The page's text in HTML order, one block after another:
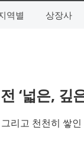
역별 상장사
‘넓은, 깊
리고 천천히 쌓